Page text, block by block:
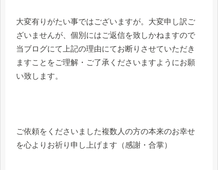
大変有りがたい事ではございますが。大変申し訳ご
ざいませんが、個別にはご返信を致しかねますので
当ブログにて上記の理由にてお断りさせていただき
ますことをご理解・ご了承くださいますようにお願
い致します。
ご依頼をくださいました複数人の方の本来のお幸せ
を心よりお祈り申し上げます（感謝・合掌）